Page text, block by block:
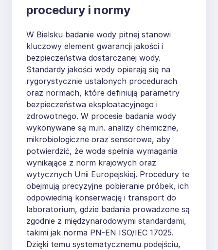
procedury i normy
W Bielsku badanie wody pitnej stanowi
kluczowy element gwarancji jakości i
bezpieczeństwa dostarczanej wody.
Standardy jakości wody opierają się na
rygorystycznie ustalonych procedurach
oraz normach, które definiują parametry
bezpieczeństwa eksploatacyjnego i
zdrowotnego. W procesie badania wody
wykonywane są m.in. analizy chemiczne,
mikrobiologiczne oraz sensorowe, aby
potwierdzić, że woda spełnia wymagania
wynikające z norm krajowych oraz
wytycznych Unii Europejskiej. Procedury te
obejmują precyzyjne pobieranie próbek, ich
odpowiednią konserwację i transport do
laboratorium, gdzie badania prowadzone są
zgodnie z międzynarodowymi standardami,
takimi jak norma PN-EN ISO/IEC 17025.
Dzięki temu systematycznemu podejściu,